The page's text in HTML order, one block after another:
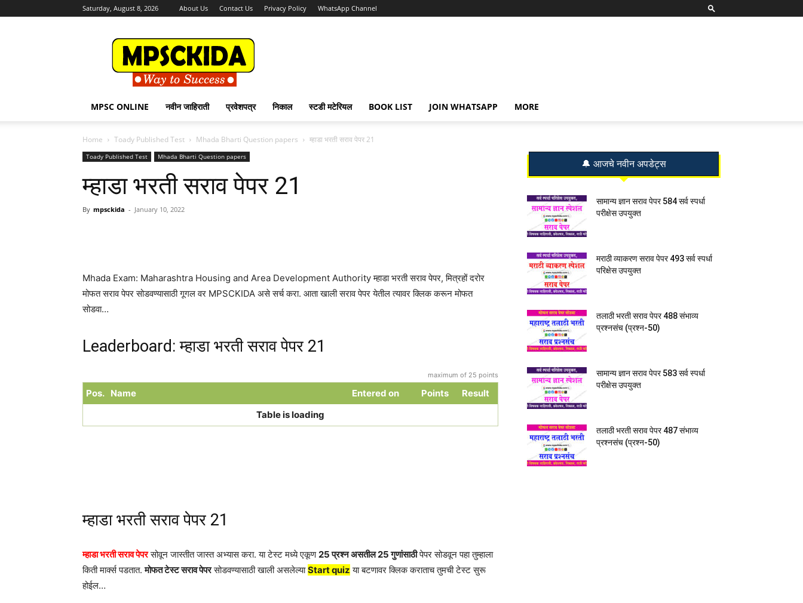
Saturday, August 8, 2026 About Us Contact Us Privacy Policy WhatsApp Channel
MPSCKida.com
सर्व
नवीन
जाहिराती
Letest
Jobs
MPSC ONLINE नवीन जाहिराती प्रवेशपत्र निकाल स्टडी मटेरियल BOOK LIST JOIN WHATSAPP MORE
Home Toady Published Test Mhada Bharti Question papers म्हाडा भरती सराव पेपर 21
Toady Published Test Mhada Bharti Question papers
म्हाडा भरती सराव पेपर 21
By mpsckida - January 10, 2022
Mhada Exam: Maharashtra Housing and Area Development Authority म्हाडा भरती सराव पेपर, मित्रहों दरोर
मोफत सराव पेपर सोडवण्यासाठी गूगल वर MPSCKIDA असे सर्च करा. आता खाली सराव पेपर येतील त्यावर क्लिक करून मोफत
सोडवा…
Leaderboard: म्हाडा भरती सराव पेपर 21
maximum of 25 points
Pos. Name Entered on Points
Result
Table is loading
म्हाडा भरती सराव पेपर 21
म्हाडा भरती सराव पेपरसोवून जास्तीत जास्त अभ्यास करा. या टेस्ट मध्ये एकूण25 प्रश्न असतील 25 गुणांसाठीपेपर सोडवून पहा तुम्हाला
किती मार्क्स पडतात.मोफत टेस्ट सराव पेपरसोडवण्यासाठी खाली असलेल्याStart quiz या बटणावर क्लिक कराताच तुमची टेस्ट सुरू
होईल…
🔔 आजचे नवीन अपडेट्स
सामान्य ज्ञान सराव पेपर 584 सर्व स्पर्धा
परीक्षेस उपयुक्त
मराठी व्याकरण सराव पेपर 493 सर्व स्पर्धा
परिक्षेस उपयुक्त
तलाठी भरती सराव पेपर 488 संभाव्य
प्रश्नसंच (प्रश्न-50)
सामान्य ज्ञान सराव पेपर 583 सर्व स्पर्धा
परीक्षेस उपयुक्त
तलाठी भरती सराव पेपर 487 संभाव्य
प्रश्नसंच (प्रश्न-50)